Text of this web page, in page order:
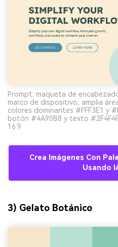
Prompt: maqueta de
marco de dispositivo, amplia
colores dominantes #FFF3E1 y
botón #4A90B8 y texto
16:9
Crea Imágenes Con
Usando
3) Gelato Botánico